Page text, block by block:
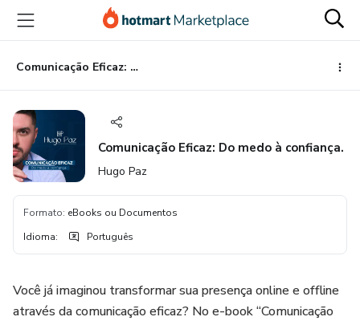
para
conteúdo
principal
para
pagamento
para
rodapé
Comunicação Eficaz: Do medo à confiança.
Comunicação Eficaz: Do medo à confiança.
Hugo Paz
Formato: eBooks ou Documentos
Idioma: Português
Você já imaginou transformar sua presença online e offline
através da comunicação eficaz? No e-book “Comunicação